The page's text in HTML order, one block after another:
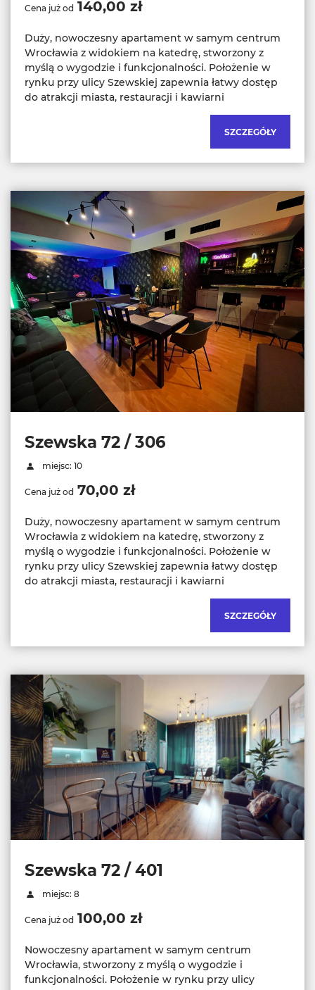
Cena już od 140,00 zł
Duży, nowoczesny apartament w samym centrum
Wrocławia z widokiem na katedrę, stworzony z
myślą o wygodzie i funkcjonalności. Położenie w
rynku przy ulicy Szewskiej zapewnia łatwy dostęp
do atrakcji miasta, restauracji i kawiarni
SZCZEGÓŁY
Szewska 72 / 306
miejsc: 10
Cena już od 70,00 zł
Duży, nowoczesny apartament w samym centrum
Wrocławia z widokiem na katedrę, stworzony z
myślą o wygodzie i funkcjonalności. Położenie w
rynku przy ulicy Szewskiej zapewnia łatwy dostęp
do atrakcji miasta, restauracji i kawiarni
SZCZEGÓŁY
Szewska 72 / 401
miejsc: 8
Cena już od 100,00 zł
Nowoczesny apartament w samym centrum
Wrocławia, stworzony z myślą o wygodzie i
funkcjonalności. Położenie w rynku przy ulicy